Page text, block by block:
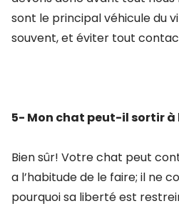
sont le principal véhicule du
souvent, et éviter tout
5- Mon chat peut-il sortir à
Bien sûr! Votre chat peut
a l’habitude de le faire; il ne
pourquoi sa liberté est